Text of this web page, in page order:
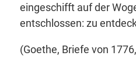
eingeschifft auf der
entschlossen: zu
(Goethe, Briefe von